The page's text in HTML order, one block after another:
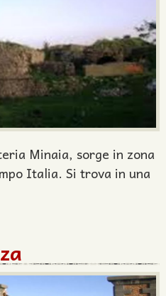
Minaia, sorge in zona
Italia. Si trova in una